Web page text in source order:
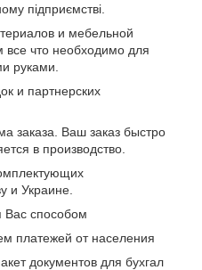
підприємстві.
и мебельной
что необходимо для
руками.
и партнерских
заказа. Ваш заказ быстро
в производство.
и Украине.
Вас способом
платежей от населения
документов для бухгал